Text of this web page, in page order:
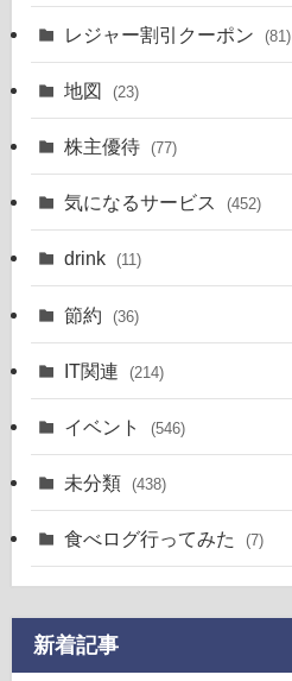
レジャー割引クーポン (81)
地図 (23)
株主優待 (77)
気になるサービス (452)
drink (11)
節約 (36)
IT関連 (214)
イベント (546)
未分類 (438)
食べログ行ってみた (7)
新着記事